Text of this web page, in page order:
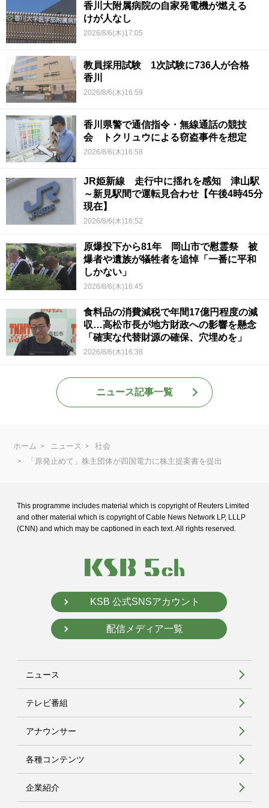
香川大附属病院の自家発電機が燃える
けが人なし
2026/8/6(木)17:05
教員採用試験 1次試験に736人が合格
香川
2026/8/6(木)16:59
香川県警で通信指令・無線通話の競技
会 トクリュウによる窃盗事件を想定
2026/8/6(木)16:58
JR姫新線 走行中に揺れを感知 津山駅
～新見駅間で運転見合わせ【午後4時45分
現在】
2026/8/6(木)16:52
原爆投下から81年 岡山市で慰霊祭 被
爆者や遺族が犠牲者を追悼「一番に平和
しかない」
2026/8/6(木)16:45
食料品の消費減税で年間17億円程度の減
収…高松市長が地方財政への影響を懸念
「確実な代替財源の確保、穴埋めを」
2026/8/6(木)16:38
ニュース記事一覧
ホーム ニュース
社会
「原発止めて」株主団体が四国電力に株主提案書を提出
This programme includes material which is copyright of Reuters Limited
and other material which is copyright of Cable News Network LP, LLLP
(CNN) and which may be captioned in each text. All rights reserved.
KSB 公式SNSアカウント
配信メディア一覧
ニュース
テレビ番組
アナウンサー
各種コンテンツ
企業紹介